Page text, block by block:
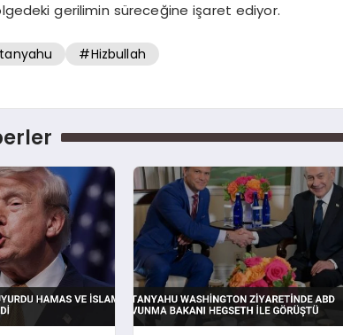
gerilimin süreceğine işaret ediyor.
#Hizbullah